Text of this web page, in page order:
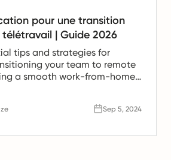
pour une transition
télétravail | Guide 2026
tips and strategies for
your team to remote
a smooth work-from-home
Sep 5, 2024